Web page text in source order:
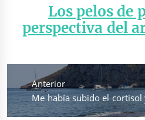
Los pelos de
perspectiva del
Navegación
entradas
Anterior
Entrada
anterior:
Me había subido el cortisol